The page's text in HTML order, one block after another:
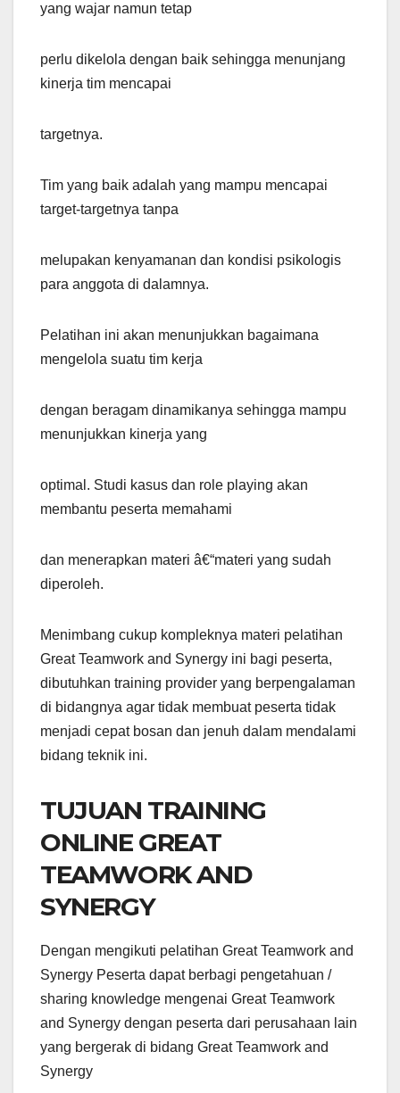
yang wajar namun tetap
perlu dikelola dengan baik sehingga menunjang
kinerja tim mencapai
targetnya.
Tim yang baik adalah yang mampu mencapai
target-targetnya tanpa
melupakan kenyamanan dan kondisi psikologis
para anggota di dalamnya.
Pelatihan ini akan menunjukkan bagaimana
mengelola suatu tim kerja
dengan beragam dinamikanya sehingga mampu
menunjukkan kinerja yang
optimal. Studi kasus dan role playing akan
membantu peserta memahami
dan menerapkan materi â€“materi yang sudah
diperoleh.
Menimbang cukup kompleknya materi pelatihan
Great Teamwork and Synergy ini bagi peserta,
dibutuhkan training provider yang berpengalaman
di bidangnya agar tidak membuat peserta tidak
menjadi cepat bosan dan jenuh dalam mendalami
bidang teknik ini.
TUJUAN TRAINING
ONLINE GREAT
TEAMWORK AND
SYNERGY
Dengan mengikuti pelatihan Great Teamwork and
Synergy Peserta dapat berbagi pengetahuan /
sharing knowledge mengenai Great Teamwork
and Synergy dengan peserta dari perusahaan lain
yang bergerak di bidang Great Teamwork and
Synergy